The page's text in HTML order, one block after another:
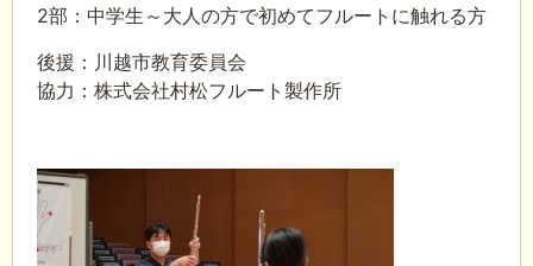
2部：中学生～大人の方で初めてフルートに触れる方
後援：川越市教育委員会
協力：株式会社村松フルート製作所